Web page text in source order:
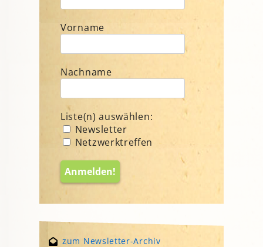
Vorname
Nachname
Liste(n) auswählen:
Newsletter
Netzwerktreffen
zum Newsletter-Archiv